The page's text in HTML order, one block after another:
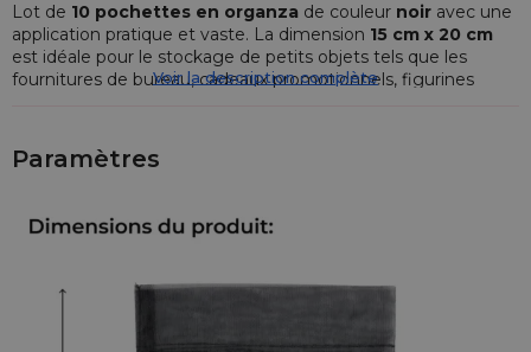
Lot de 10 pochettes en organza de couleur noir avec une
application pratique et vaste. La dimension 15 cm x 20 cm
est idéale pour le stockage de petits objets tels que les
fournitures de bureau, cadeaux promotionnels, figurines
objet. Lapochette organza
les fragrances agréables comme les perles de parfums ou de
Voir la description complète
Paramètres